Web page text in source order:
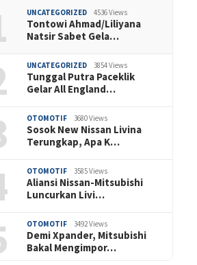
UNCATEGORIZED 4536 Views
Tontowi Ahmad/Liliyana
Natsir Sabet Gela…
UNCATEGORIZED 3854 Views
Tunggal Putra Paceklik
Gelar All England…
OTOMOTIF 3680 Views
Sosok New Nissan Livina
Terungkap, Apa K…
OTOMOTIF 3585 Views
Aliansi Nissan-Mitsubishi
Luncurkan Livi…
OTOMOTIF 3492 Views
Demi Xpander, Mitsubishi
Bakal Mengimpor…